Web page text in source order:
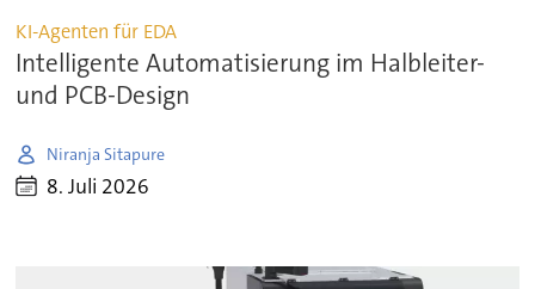
KI-Agenten für EDA
Intelligente Automatisierung im Halbleiter-
und PCB-Design
Niranja Sitapure
8. Juli 2026